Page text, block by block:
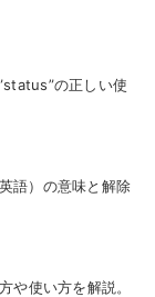
の正しい使
語）の意味と解除
や使い方を解説。